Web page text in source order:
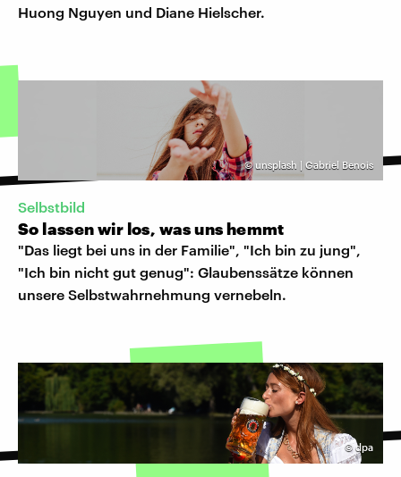
Huong Nguyen und Diane Hielscher.
©unsplash | Gabriel Benois
Selbstbild
So lassen wir los, was uns hemmt
"Das liegt bei uns in der Familie", "Ich bin zu jung",
"Ich bin nicht gut genug": Glaubenssätze können
unsere Selbstwahrnehmung vernebeln.
© dpa